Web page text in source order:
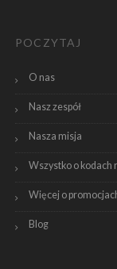
POCZYTAJ
O nas
Nasz zespół
Nasza misja
Wszystko o kodach
Więcej o
Blog